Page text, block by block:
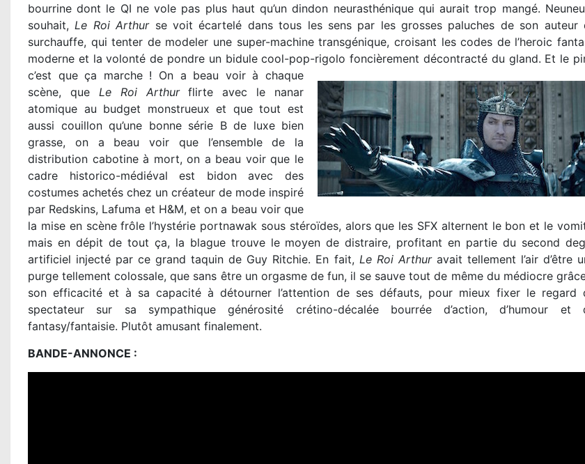
bourrine dont le QI ne vole pas plus haut qu’un dindon neurasthénique qui aurait trop mangé.
souhait,Le Roi Arthurse voit écartelé dans tous les sens par les grosses paluches de son auteur
surchauffe, qui tenter de modeler une super-machine transgénique, croisant les codes de l’heroic
moderne et la volonté de pondre un bidule cool-pop-rigolo foncièrement décontracté du gland. Et le
c’est que ça marche ! On a beau voir à chaque
scène, que Le Roi Arthurflirte avec le nanar
atomique au budget monstrueux et que tout est
aussi couillon qu’une bonne série B de luxe bien
grasse, on a beau voir que l’ensemble de la
distribution cabotine à mort, on a beau voir que le
cadre historico-médiéval est bidon avec des
costumes achetés chez un créateur de mode inspiré
par Redskins, Lafuma et H&M, et on a beau voir que
la mise en scène frôle l’hystérie portnawak sous stéroïdes, alors que les SFX alternent le bon et le
mais en dépit de tout ça, la blague trouve le moyen de distraire, profitant en partie du second
artificiel injecté par ce grand taquin de Guy Ritchie. En fait, Le Roi Arthur avait tellement l’air d’être
purge tellement colossale, que sans être un orgasme de fun, il se sauve tout de même du médiocre
son efficacité et à sa capacité à détourner l’attention de ses défauts, pour mieux fixer le regard
spectateur sur sa sympathique générosité crétino-décalée bourrée d’action, d’humour et
fantasy/fantaisie. Plutôt amusant finalement.
BANDE-ANNONCE :